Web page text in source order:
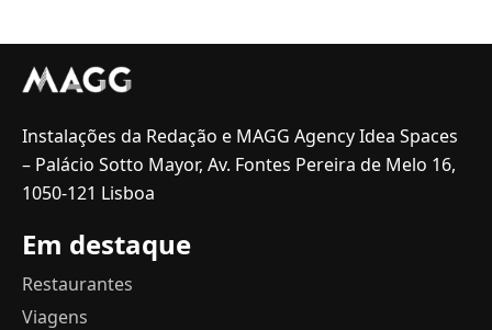
Instalações da Redação e MAGG Agency Idea Spaces
– Palácio Sotto Mayor, Av. Fontes Pereira de Melo 16,
1050-121 Lisboa
Em destaque
Restaurantes
Viagens